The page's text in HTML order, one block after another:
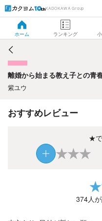
KADOKAWA Group
ホーム ランキング
離婚から始まる教え子と
離婚から始まる教え子との青
紫ユウ
おすすめレビュー
★
★★★
★
374人